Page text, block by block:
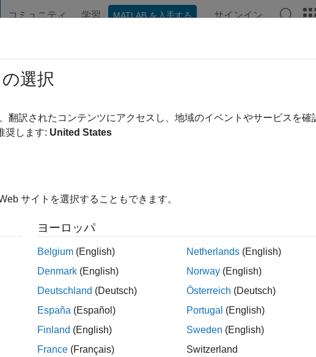
コミュニティ 学習 MATLAB を入手する サインイン
このページの内容は最新ではありません。最新版の英語を参照するに
MISRA C:2023 Rule 21.6
説明
このルールは<stdio.h>により提供される関数に適用され、C99 では
の関数に適用されます。これらの関数を使用すると、未指定、未定
Polyspace実装
ファイルおよびストリームの入力/出力関数を<stdio.h>
選択
翻訳されたコンテンツにアクセスし、地域のイベントやサービスを
奨します: United States
サイトを選択することもできます。
ヨーロッパ
Belgium (English)
Denmark (English)
Deutschland (Deutsch)
España (Español)
Finland (English)
France (Français)
Netherlands (English)
Norway (English)
Österreich (Deutsch)
Portugal (English)
Sweden (English)
Switzerland